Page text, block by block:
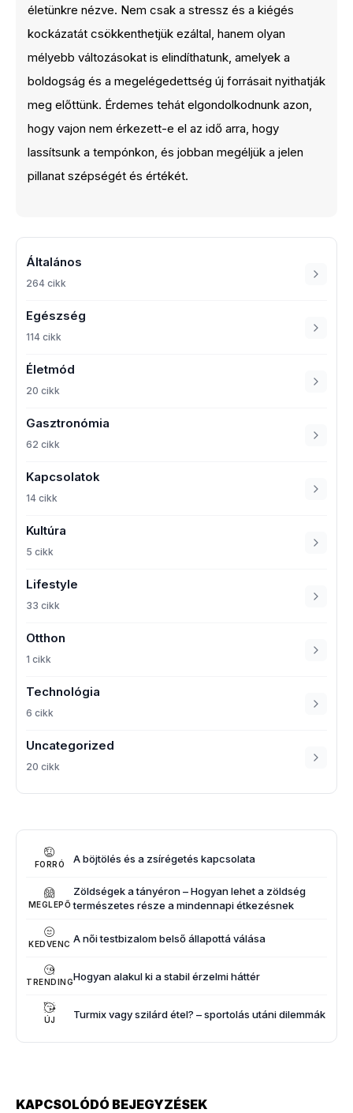
életünkre nézve. Nem csak a stressz és a kiégés
kockázatát csökkenthetjük ezáltal, hanem olyan
mélyebb változásokat is elindíthatunk, amelyek a
boldogság és a megelégedettség új forrásait nyithatják
meg előttünk. Érdemes tehát elgondolkodnunk azon,
hogy vajon nem érkezett-e el az idő arra, hogy
lassítsunk a tempónkon, és jobban megéljük a jelen
pillanat szépségét és értékét.
Általános
264 cikk
Egészség
114 cikk
Életmód
20 cikk
Gasztronómia
62 cikk
Kapcsolatok
14 cikk
Kultúra
5 cikk
Lifestyle
33 cikk
Otthon
1 cikk
Technológia
6 cikk
Uncategorized
20 cikk
FORRÓ A böjtölés és a zsírégetés kapcsolata
MEGLEPŐ
Zöldségek a tányéron – Hogyan lehet a zöldség
természetes része a mindennapi étkezésnek
KEDVENC A női testbizalom belső állapottá válása
TRENDINGHogyan alakul ki a stabil érzelmi háttér
ÚJ Turmix vagy szilárd étel? – sportolás utáni dilemmák
KAPCSOLÓDÓ BEJEGYZÉSEK